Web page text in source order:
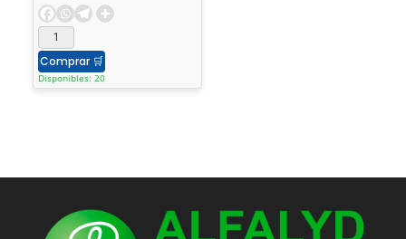
Comprar 🛒
Disponibles: 20